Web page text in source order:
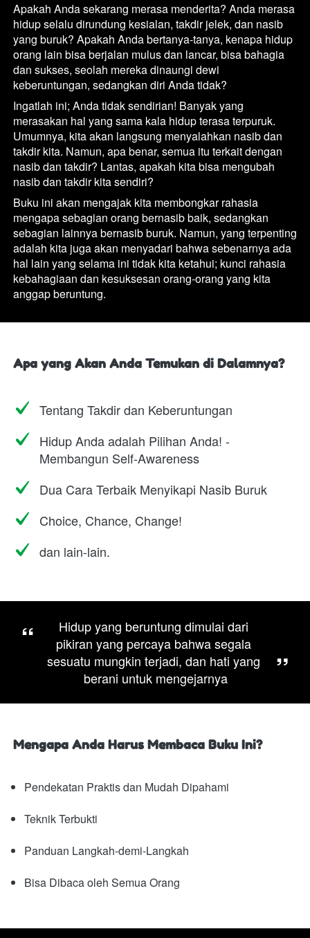
Apakah Anda sekarang merasa menderita? Anda merasa
hidup selalu dirundung kesialan, takdir jelek, dan nasib
yang buruk? Apakah Anda bertanya-tanya, kenapa hidup
orang lain bisa berjalan mulus dan lancar, bisa bahagia
dan sukses, seolah mereka dinaungi dewi
keberuntungan, sedangkan diri Anda tidak?
Ingatlah ini; Anda tidak sendirian! Banyak yang
merasakan hal yang sama kala hidup terasa terpuruk.
Umumnya, kita akan langsung menyalahkan nasib dan
takdir kita. Namun, apa benar, semua itu terkait dengan
nasib dan takdir? Lantas, apakah kita bisa mengubah
nasib dan takdir kita sendiri?
Buku ini akan mengajak kita membongkar rahasia
mengapa sebagian orang bernasib baik, sedangkan
sebagian lainnya bernasib buruk. Namun, yang terpenting
adalah kita juga akan menyadari bahwa sebenarnya ada
hal lain yang selama ini tidak kita ketahui; kunci rahasia
kebahagiaan dan kesuksesan orang-orang yang kita
anggap beruntung.
Apa yang Akan Anda Temukan di Dalamnya?
Tentang Takdir dan Keberuntungan
Hidup Anda adalah Pilihan Anda! -
Membangun Self-Awareness
Dua Cara Terbaik Menyikapi Nasib Buruk
Choice, Chance, Change!
dan lain-lain.
“
Hidup yang beruntung dimulai dari
pikiran yang percaya bahwa segala
sesuatu mungkin terjadi, dan hati yang
berani untuk mengejarnya
”
Mengapa Anda Harus Membaca Buku Ini?
Pendekatan Praktis dan Mudah Dipahami
Teknik Terbukti
Panduan Langkah-demi-Langkah
Bisa Dibaca oleh Semua Orang